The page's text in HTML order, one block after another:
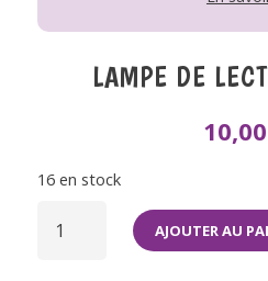
LAMPE DE
10,00
16 en stock
DE
LAMPE AJOUTER AU